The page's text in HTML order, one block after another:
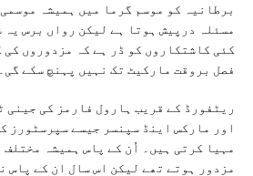
برطانیہ کو موسم گرما میں ہمیشہ
مسئلہ درپیش ہوتا ہے لیکن رواں برس یہ
کئی کاشتکاروں کو ڈر ہے کہ مزدوروں کی
فصل بروقت مارکیٹ تک نہیں پہنچ سکے گی۔
ریٹفورڈ کے قریب ہارول فارمز کی جینی
اور مارکس اینڈ سپنسر جیسے سپرسٹورز
مہیا کرتی ہیں۔ اُن کے پاس ہمیشہ مختلف
مزدور ہوتے تھے لیکن اس سال ان کے پاس